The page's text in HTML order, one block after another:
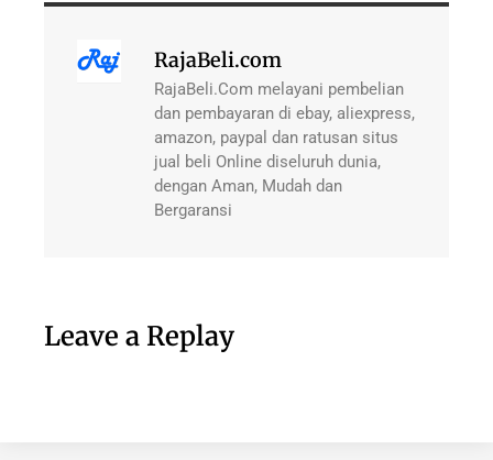
RajaBeli.com
RajaBeli.Com melayani pembelian
dan pembayaran di ebay, aliexpress,
amazon, paypal dan ratusan situs
jual beli Online diseluruh dunia,
dengan Aman, Mudah dan
Bergaransi
Leave a Replay